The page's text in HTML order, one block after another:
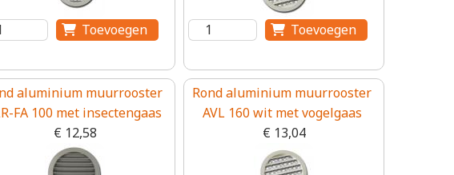
aluminium muurrooster
FA 100 met insectengaas
€ 12,58
Rond aluminium muurrooster
AVL 160 wit met vogelgaas
€ 13,04